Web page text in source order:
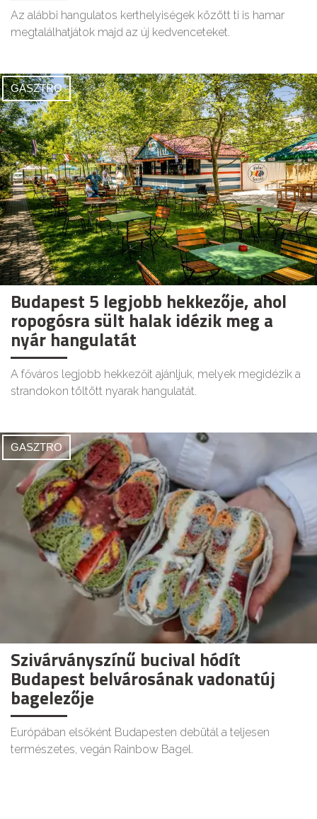
Az alábbi hangulatos kerthelyiségek között ti is hamar
megtalálhatjátok majd az új kedvenceteket.
GASZTRO
Budapest 5 legjobb hekkezője, ahol
ropogósra sült halak idézik meg a
nyár hangulatát
A főváros legjobb hekkezőit ajánljuk, melyek megidézik a
strandokon töltött nyarak hangulatát.
GASZTRO
Szivárványszínű bucival hódít
Budapest belvárosának vadonatúj
bagelezője
Európában elsőként Budapesten debütál a teljesen
természetes, vegán Rainbow Bagel.